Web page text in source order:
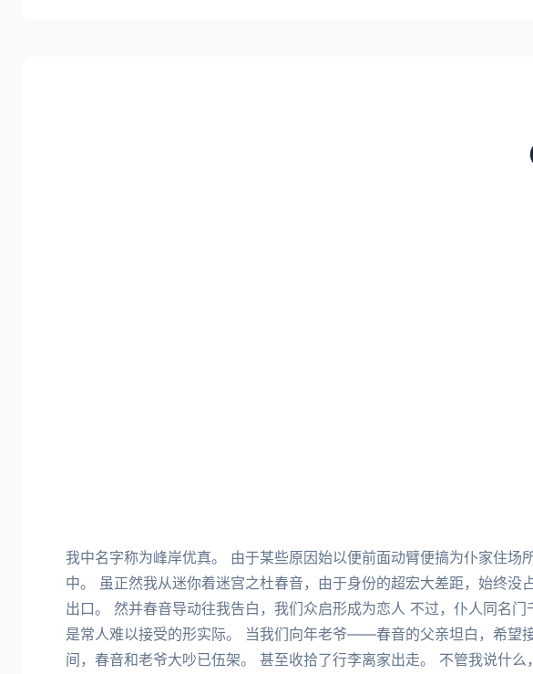
我中名字称为峰岸优真。 由于某些原因始以便前面动臂便搞为仆家住场
中。 虽正然我从迷你着迷宫之杜春音，由于身份的超宏大差距，始终没
出口。 然并春音导动往我告白，我们众启形成为恋人 不过，仆人同名门
是常人难以接受的形实际。 当我们向年老爷——春音的父亲坦白，希望
间，春音和老爷大吵已伍架。 甚至收拾了行李离家出走。 不管我说什么